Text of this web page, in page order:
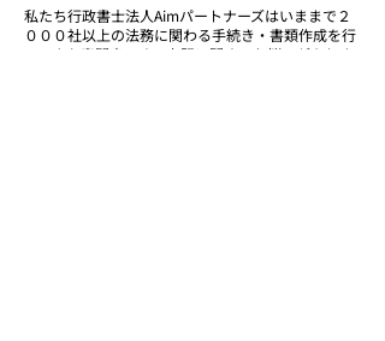
私たち行政書士法人Aimパートナーズはいままで２
０００社以上の法務に関わる手続き・書類作成を行
ってきた専門家です。上記に関するお悩みがありま